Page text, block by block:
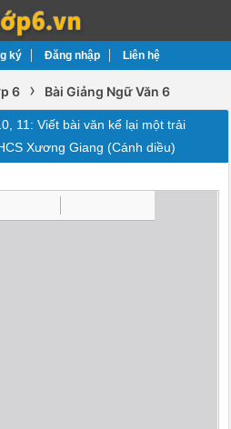
ký Đăng nhập Liên hệ
6 › Bài Giảng Ngữ Văn 6
11: Viết bài văn kể lại một trải
Xương Giang (Cánh diều)